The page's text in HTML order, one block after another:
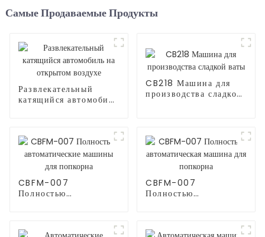
Самые Продаваемые Продукты
Развлекательный
катящийся автомобиль
CB218 Машина для
производства сладкой
CBFM-007
Полностью
CBFM-007
Полностью